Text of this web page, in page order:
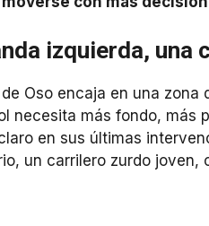
izquierda, una
Oso encaja en una
necesita más fondo, más
en sus últimas
un carrilero zurdo